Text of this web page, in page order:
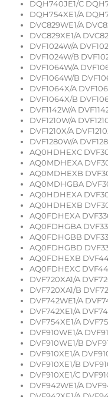
DQH740JE1/C
DQH754XE1/A
DVC829WE1/A
DVC829XE1/A
DVF1024W/A
DVF1024W/B
DVF1064W/A
DVF1064W/B
DVF1064X/A
DVF1064X/B
DVF1142W/A
DVF1210W/A
DVF1210X/A
DVF1280W/A
AQ0HDHEXC
AQ0MDHEXA
AQ0MDHEXB
AQ0MDHGBA
AQ0HDHEXA
AQ0HDHEXB
AQ0FDHEXA
AQ0FDHGBA
AQ0FDHGBB
AQ0FDHGBD
AQ0FDHEXB
AQ0FDHEXC
DVF720XA1/A
DVF720XA1/B
DVF742WE1/A
DVF742XE1/A
DVF754XE1/A
DVF910WE1/A
DVF910WE1/B
DVF910XE1/A
DVF910XE1/B
DVF910XE1/C
DVF942WE1/A